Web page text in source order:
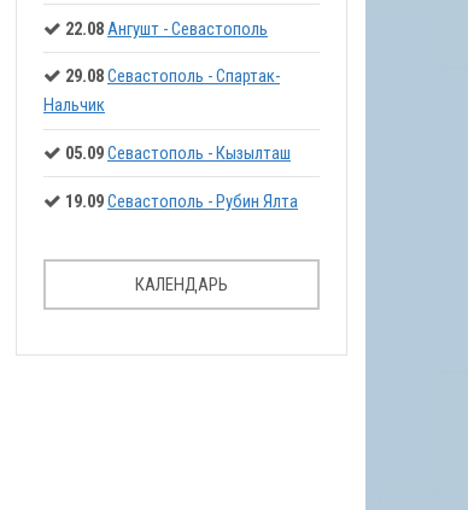
22.08Ангушт - Севастополь
29.08Севастополь - Спартак-
Нальчик
05.09Севастополь - Кызылташ
19.09Севастополь - Рубин Ялта
КАЛЕНДАРЬ